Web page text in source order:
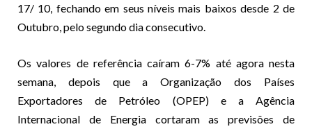
17/ 10, fechando em seus níveis mais baixos desde 2 de
Outubro, pelo segundo dia consecutivo.
Os valores de referência caíram 6-7% até agora nesta
semana, depois que a Organização dos Países
Exportadores de Petróleo (OPEP) e a Agência
Internacional de Energia cortaram as previsões de